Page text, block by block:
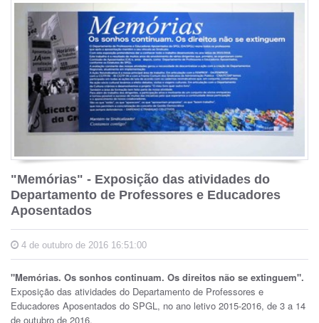
"Memórias" - Exposição das atividades do
Departamento de Professores e Educadores
Aposentados
4 de outubro de 2016 16:51:00
"Memórias. Os sonhos continuam. Os direitos não se extinguem".
Exposição das atividades do Departamento de Professores e
Educadores Aposentados do SPGL, no ano letivo 2015-2016, de 3 a 14
de outubro de 2016.